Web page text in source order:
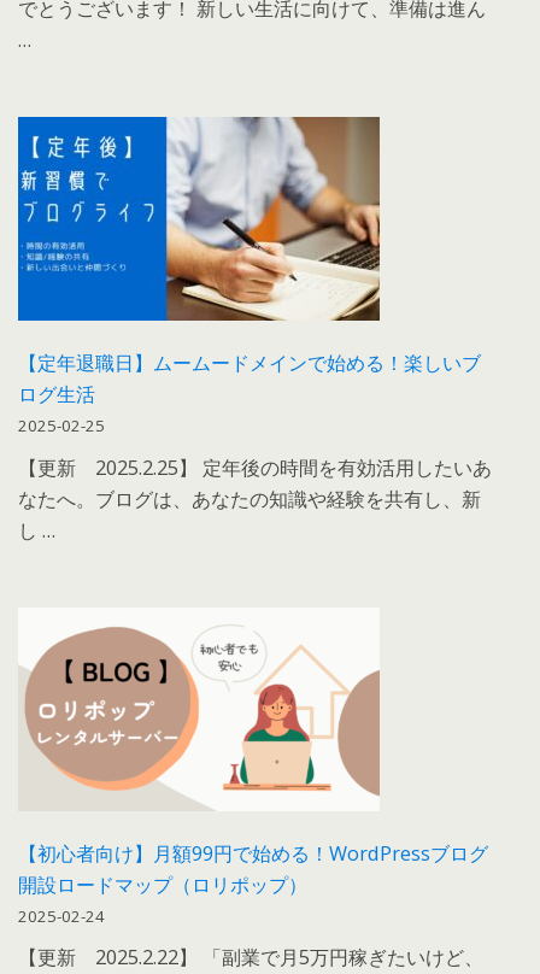
でとうございます！ 新しい生活に向けて、準備は進ん
…
【定年退職日】ムームードメインで始める！楽しいブ
ログ生活
2025-02-25
【更新 2025.2.25】 定年後の時間を有効活用したいあ
なたへ。ブログは、あなたの知識や経験を共有し、新
し …
【初心者向け】月額99円で始める！WordPressブログ
開設ロードマップ（ロリポップ）
2025-02-24
【更新 2025.2.22】 「副業で月5万円稼ぎたいけど、